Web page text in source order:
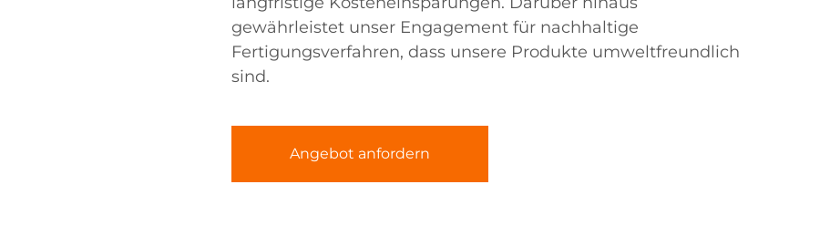
gewährleistet unser Engagement für nachhaltige
Fertigungsverfahren, dass unsere Produkte umweltfreundlich
sind.
Angebot anfordern